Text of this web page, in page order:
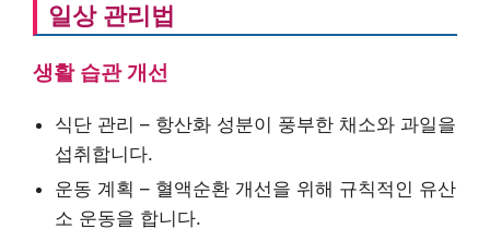
일상 관리법
생활 습관 개선
식단 관리 – 항산화 성분이 풍부한 채소와 과일을
섭취합니다.
운동 계획 – 혈액순환 개선을 위해 규칙적인 유산
소 운동을 합니다.